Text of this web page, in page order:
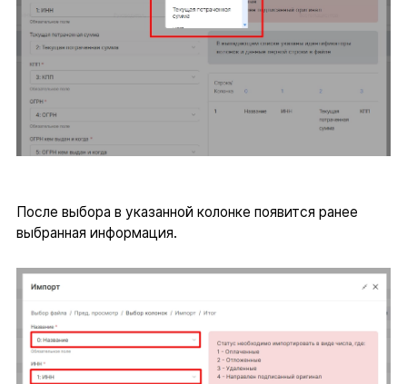
После выбора в указанной колонке появится ранее
выбранная информация.